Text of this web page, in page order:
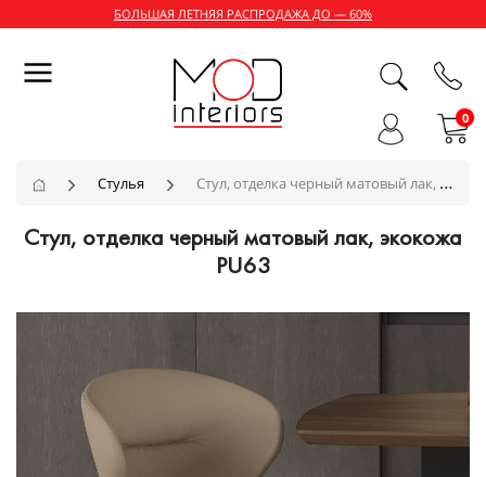
БОЛЬШАЯ ЛЕТНЯЯ РАСПРОДАЖА ДО — 60%
0
Стулья Стул, отделка черный матовый лак, экокожа PU63
Стул, отделка черный матовый лак, экокожа
PU63